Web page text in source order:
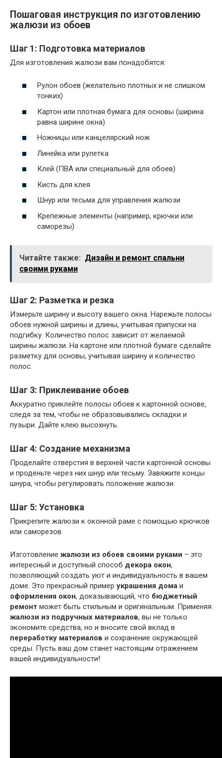
Пошаговая инструкция по изготовлению
жалюзи из обоев
Шаг 1: Подготовка материалов
Для изготовления жалюзи вам понадобятся:
Рулон обоев (желательно плотных и не слишком
тонких)
Картон или плотная бумага для основы (ширина
равна ширине окна)
Ножницы или канцелярский нож
Линейка или рулетка
Клей (ПВА или специальный для обоев)
Кисть для клея
Шнур или тесьма для управления жалюзи
Крепежные элементы (например, крючки или
саморезы)
Читайте также: Дизайн и ремонт спальни
своими руками
Шаг 2: Разметка и резка
Измерьте ширину и высоту вашего окна. Нарежьте полосы
обоев нужной ширины и длины, учитывая припуски на
подгибку. Количество полос зависит от желаемой
ширины жалюзи. На картоне или плотной бумаге сделайте
разметку для основы, учитывая ширину и количество
полос.
Шаг 3: Приклеивание обоев
Аккуратно приклейте полосы обоев к картонной основе,
следя за тем, чтобы не образовывались складки и
пузыри. Дайте клею высохнуть.
Шаг 4: Создание механизма
Проделайте отверстия в верхней части картонной основы
и проденьте через них шнур или тесьму. Завяжите концы
шнура, чтобы регулировать положение жалюзи.
Шаг 5: Установка
Прикрепите жалюзи к оконной раме с помощью крючков
или саморезов.
Изготовление жалюзи из обоев своими руками – это
интересный и доступный способ декора окон,
позволяющий создать уют и индивидуальность в вашем
доме. Это прекрасный пример украшения дома и
оформления окон, доказывающий, что бюджетный
ремонт может быть стильным и оригинальным. Применяя
жалюзи из подручных материалов, вы не только
экономите средства, но и вносите свой вклад в
переработку материалов и сохранение окружающей
среды. Пусть ваш дом станет настоящим отражением
вашей индивидуальности!